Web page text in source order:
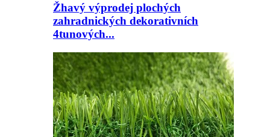
Žhavý výprodej plochých
zahradnických dekorativních
4tunových...